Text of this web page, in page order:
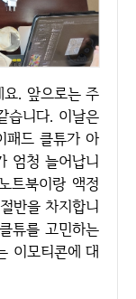
습니다. 이날은
패드 클튜가 아
엄청 늘어납니
트북이랑 액정
반을 차지합니
튜를 고민하는
이모티콘에 대